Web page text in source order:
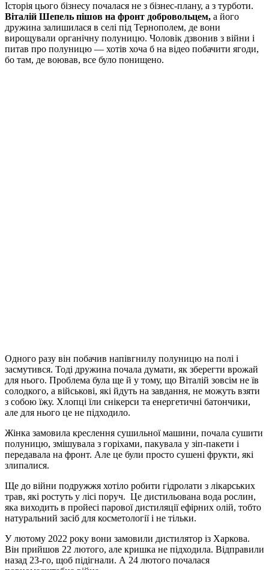
Історія цього бізнесу почалася не з бізнес-плану, а з турботи.
Віталій Шепель пішов на фронт добровольцем, а його
дружина залишилася в селі під Тернополем, де вони
вирощували органічну полуницю. Чоловік дзвонив з війни і
питав про полуницю — хотів хоча б на відео побачити ягоди,
бо там, де воював, все було понищено.
Одного разу він побачив напівгнилу полуницю на полі і
засмутився. Тоді дружина почала думати, як зберегти врожай
для нього. Проблема була ще й у тому, що Віталій зовсім не їв
солодкого, а військові, які йдуть на завдання, не можуть взяти
з собою їжу. Хлопці їли снікерси та енергетичні батончики,
але для нього це не підходило.
Жінка замовила креслення сушильної машини, почала сушити
полуницю, змішувала з горіхами, пакувала у зіп-пакети і
передавала на фронт. Але це були просто сушені фрукти, які
злипалися.
Ще до війни подружжя хотіло робити гідролати з лікарських
трав, які ростуть у лісі поруч. Це дистильована вода рослин,
яка виходить в пройесі парової дистиляції ефірних олій, тобто
натуральний засіб для косметології і не тільки.
У лютому 2022 року вони замовили дистилятор із Харкова.
Він прийшов 22 лютого, але кришка не підходила. Відправили
назад 23-го, щоб підігнали. А 24 лютого почалася